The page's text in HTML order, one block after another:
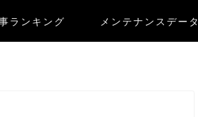
ランキング メンテナンスデータ